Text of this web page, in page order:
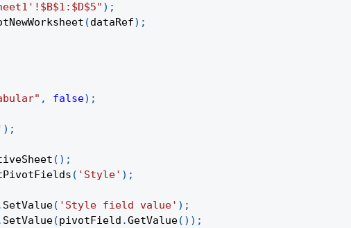
) ;
(dataRef) ;
, false) ;
) ;
( ) ;
( 'Style' ) ;
SetValue( 'Style field value' ) ;
SetValue(pivotField .GetValue( ) ) ;